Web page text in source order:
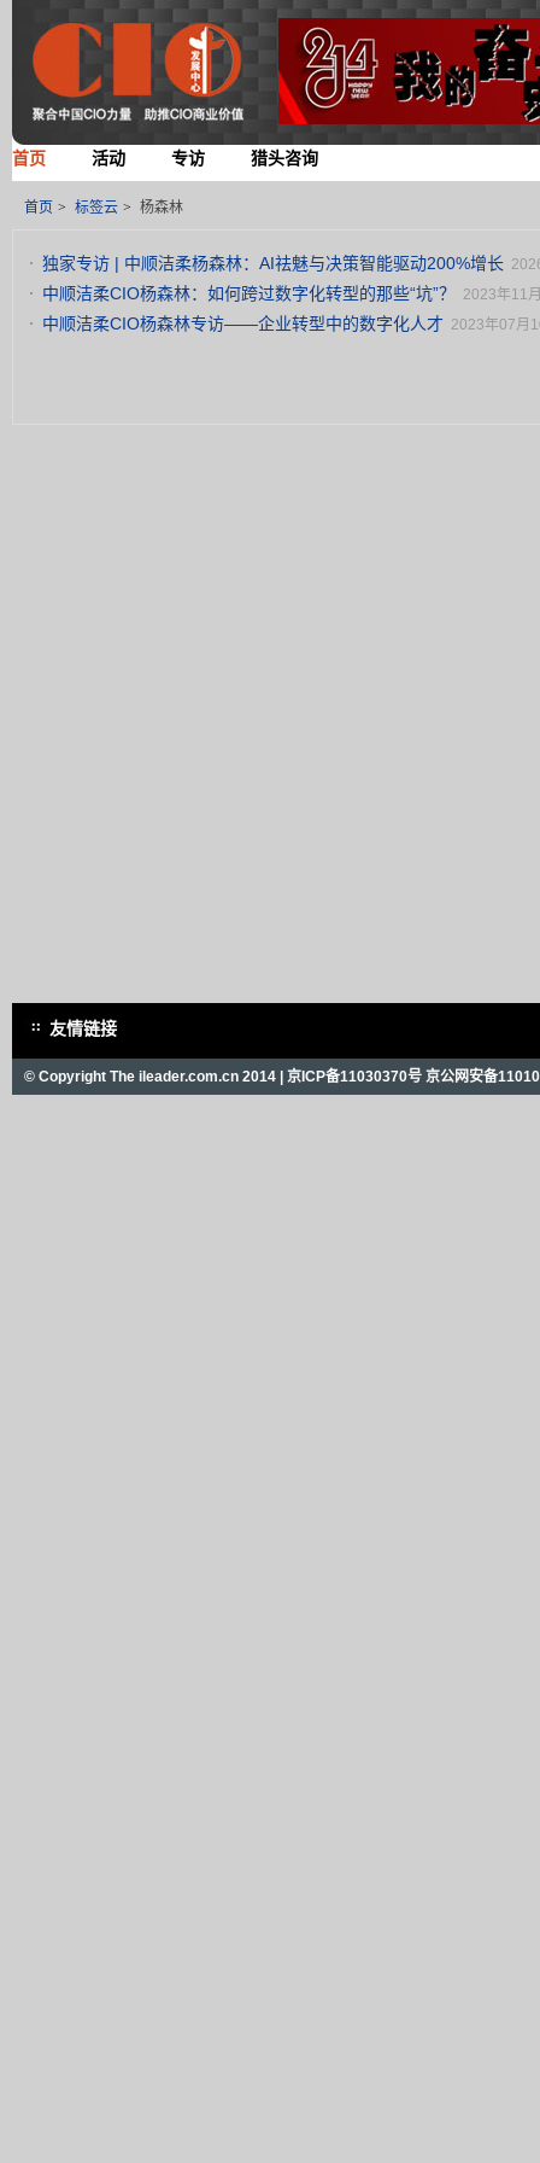
首页 活动 专访 猎头咨询
首页 > 标签云 > 杨森林
独家专访 | 中顺洁柔杨森林：AI祛魅与决策智能驱动200%增长
中顺洁柔CIO杨森林：如何跨过数字化转型的那些“坑”？ 2023年11
中顺洁柔CIO杨森林专访——企业转型中的数字化人才 2023年07月
友情链接
© Copyright The ileader.com.cn 2014 | 京ICP备11030370号 京公网安备